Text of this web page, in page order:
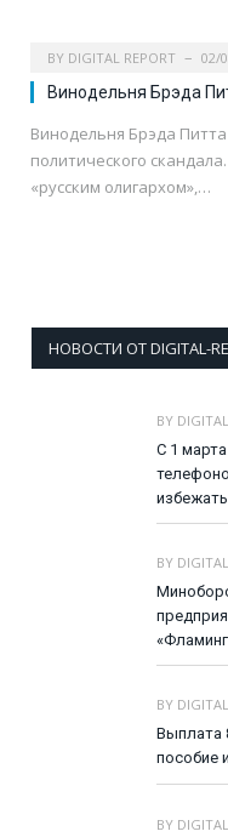
BY DIGITAL REPORT 02/
Винодельня Брэда
Винодельня Брэда
политического
«русским олигархом»,…
НОВОСТИ ОТ DIGITAL-
BY
С 1
BY
BY
Выплата
пособие
BY